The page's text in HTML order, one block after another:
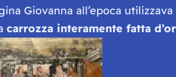
Giovanna all’epoca
carrozza interamente fatta